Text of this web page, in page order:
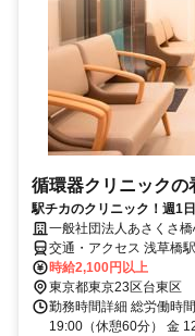
循環器クリニックの
駅チカのクリニック！週1
一般社団法人あさくさ
交通・アクセス 浅草橋
時給2,100円以上
東京都東京23区台東区
勤務時間詳細 総労働時
19:00（休憩60分） 金